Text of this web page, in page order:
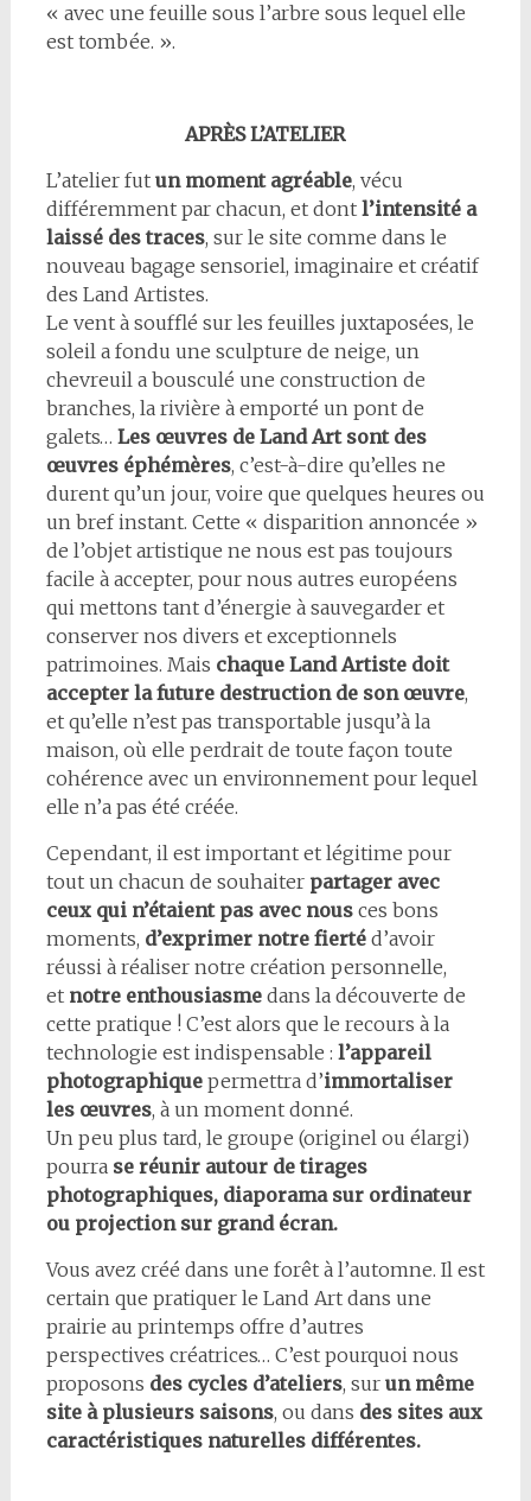
« avec une feuille sous l’arbre sous lequel elle
est tombée. ».
APRÈS L’ATELIER
L’atelier fut un moment agréable, vécu
différemment par chacun, et dont l’intensité a
laissé des traces, sur le site comme dans le
nouveau bagage sensoriel, imaginaire et créatif
des Land Artistes.
Le vent à soufflé sur les feuilles juxtaposées, le
soleil a fondu une sculpture de neige, un
chevreuil a bousculé une construction de
branches, la rivière à emporté un pont de
galets… Les œuvres de Land Art sont des
œuvres éphémères, c’est-à-dire qu’elles ne
durent qu’un jour, voire que quelques heures ou
un bref instant. Cette « disparition annoncée »
de l’objet artistique ne nous est pas toujours
facile à accepter, pour nous autres européens
qui mettons tant d’énergie à sauvegarder et
conserver nos divers et exceptionnels
patrimoines. Mais chaque Land Artiste doit
accepter la future destruction de son œuvre,
et qu’elle n’est pas transportable jusqu’à la
maison, où elle perdrait de toute façon toute
cohérence avec un environnement pour lequel
elle n’a pas été créée.
Cependant, il est important et légitime pour
tout un chacun de souhaiter partager avec
ceux qui n’étaient pas avec nousces bons
moments, d’exprimer notre fiertéd’avoir
réussi à réaliser notre création personnelle,
et notre enthousiasmedans la découverte de
cette pratique ! C’est alors que le recours à la
technologie est indispensable : l’appareil
photographiquepermettra d’immortaliser
les œuvres, à un moment donné.
Un peu plus tard, le groupe (originel ou élargi)
pourra se réunir autour de tirages
photographiques, diaporama sur ordinateur
ou projection sur grand écran.
Vous avez créé dans une forêt à l’automne. Il est
certain que pratiquer le Land Art dans une
prairie au printemps offre d’autres
perspectives créatrices… C’est pourquoi nous
proposons des cycles d’ateliers, sur un même
site à plusieurs saisons, ou dans des sites aux
caractéristiques naturelles différentes.